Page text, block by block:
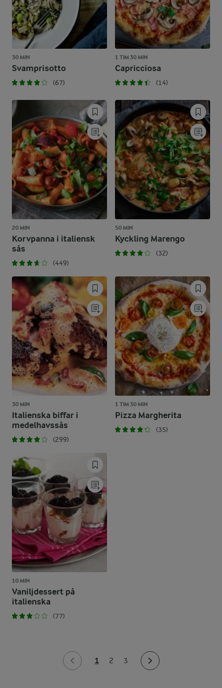
30 MIN
Svamprisotto
(67)
1 TIM 30 MIN
Capricciosa
(14)
20 MIN
Korvpanna i italiensk
sås
(449)
50 MIN
Kyckling Marengo
(32)
30 MIN
Italienska biffar i
medelhavssås
(299)
1 TIM 30 MIN
Pizza Margherita
(35)
10 MIN
Vaniljdessert på
italienska
(77)
1 2 3